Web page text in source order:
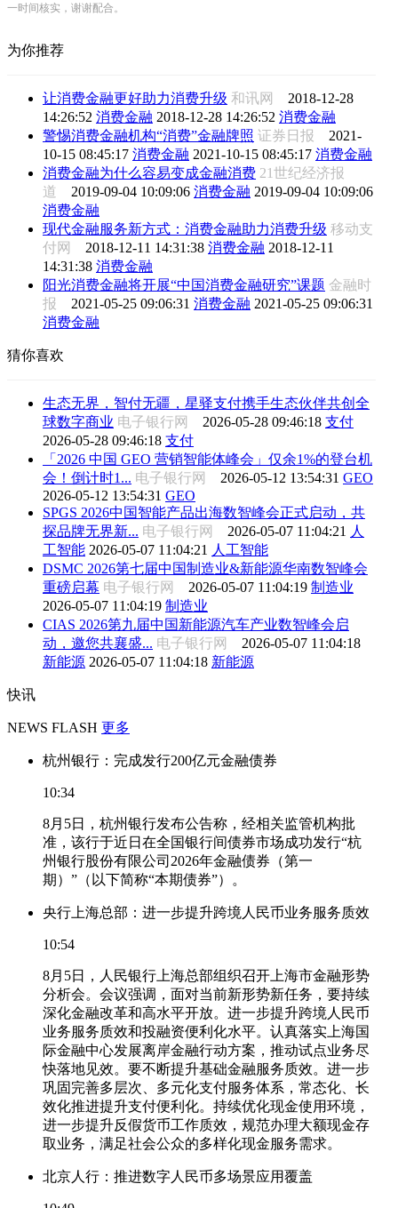
一时间核实，谢谢配合。
为你推荐
让消费金融更好助力消费升级 和讯网 2018-12-28
14:26:52 消费金融 2018-12-28 14:26:52 消费金融
警惕消费金融机构“消费”金融牌照 证券日报 2021-
10-15 08:45:17 消费金融 2021-10-15 08:45:17 消费金融
消费金融为什么容易变成金融消费 21世纪经济报
道 2019-09-04 10:09:06 消费金融 2019-09-04 10:09:06
消费金融
现代金融服务新方式：消费金融助力消费升级 移动支
付网 2018-12-11 14:31:38 消费金融 2018-12-11
14:31:38 消费金融
阳光消费金融将开展“中国消费金融研究”课题 金融时
报 2021-05-25 09:06:31 消费金融 2021-05-25 09:06:31
消费金融
猜你喜欢
生态无界，智付无疆，星驿支付携手生态伙伴共创全
球数字商业 电子银行网 2026-05-28 09:46:18 支付
2026-05-28 09:46:18 支付
「2026 中国 GEO 营销智能体峰会」仅余1%的登台机
会！倒计时1... 电子银行网 2026-05-12 13:54:31 GEO
2026-05-12 13:54:31 GEO
SPGS 2026中国智能产品出海数智峰会正式启动，共
探品牌无界新... 电子银行网 2026-05-07 11:04:21 人
工智能 2026-05-07 11:04:21 人工智能
DSMC 2026第七届中国制造业&新能源华南数智峰会
重磅启幕 电子银行网 2026-05-07 11:04:19 制造业
2026-05-07 11:04:19 制造业
CIAS 2026第九届中国新能源汽车产业数智峰会启
动，邀您共襄盛... 电子银行网 2026-05-07 11:04:18
新能源 2026-05-07 11:04:18 新能源
快讯
NEWS FLASH 更多
杭州银行：完成发行200亿元金融债券
10:34
8月5日，杭州银行发布公告称，经相关监管机构批
准，该行于近日在全国银行间债券市场成功发行“杭
州银行股份有限公司2026年金融债券（第一
期）”（以下简称“本期债券”）。
央行上海总部：进一步提升跨境人民币业务服务质效
10:54
8月5日，人民银行上海总部组织召开上海市金融形势
分析会。会议强调，面对当前新形势新任务，要持续
深化金融改革和高水平开放。进一步提升跨境人民币
业务服务质效和投融资便利化水平。认真落实上海国
际金融中心发展离岸金融行动方案，推动试点业务尽
快落地见效。要不断提升基础金融服务质效。进一步
巩固完善多层次、多元化支付服务体系，常态化、长
效化推进提升支付便利化。持续优化现金使用环境，
进一步提升反假货币工作质效，规范办理大额现金存
取业务，满足社会公众的多样化现金服务需求。
北京人行：推进数字人民币多场景应用覆盖